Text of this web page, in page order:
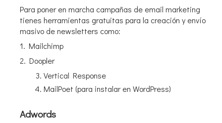
Para poner en marcha campañas de email marketing
tienes herramientas gratuitas para la creación y envío
masivo de newsletters como:
1. Mailchimp
2. Doopler
Vertical Response
MailPoet (para instalar en WordPress)
Adwords